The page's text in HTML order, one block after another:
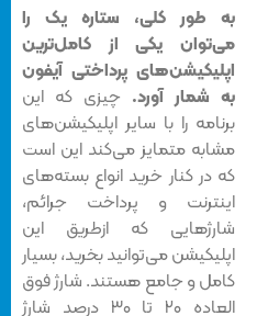
به طور کلی، ستاره یک را
می‌توان یکی از کامل‌ترین
اپلیکیشن‌های پرداختی آیفون
به شمار آورد. چیزی که این
برنامه را با سایر اپلیکیشن‌های
مشابه متمایز می‌کند این است
که در کنار خرید انواع بسته‌های
اینترنت و پرداخت جرائم،
شارژهایی که ازطریق این
اپلیکیشن می‌توانید بخرید، بسیار
کامل‌ و جامع‌ هستند. شارژ فوق
العاده ۲۰ تا ۳۰ درصد شارژ